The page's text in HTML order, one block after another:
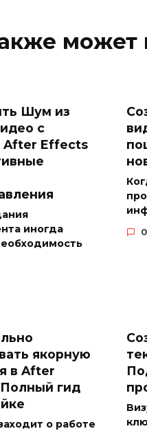
может
Шум из
с
Effects
иногда
0
якорную
в After
гид
о работе